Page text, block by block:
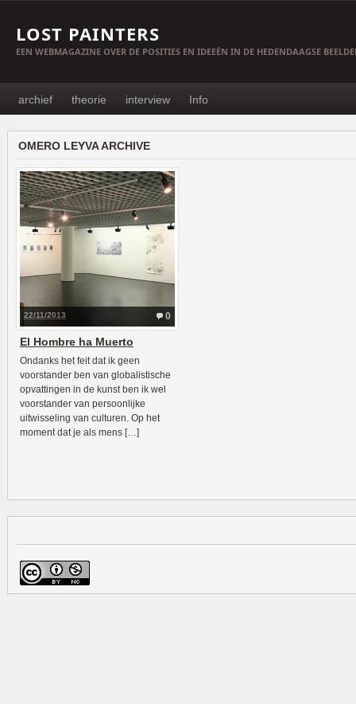
LOST PAINTERS
EEN WEBMAGAZINE OVER DE POSITIES EN IDEEËN IN DE HEDENDAAGSE
archief theorie interview Info
OMERO LEYVA ARCHIVE
0
22/11/2013
El Hombre ha Muerto
Ondanks het feit dat ik geen
voorstander ben van globalistische
opvattingen in de kunst ben ik wel
voorstander van persoonlijke
uitwisseling van culturen. Op het
moment dat je als mens […]